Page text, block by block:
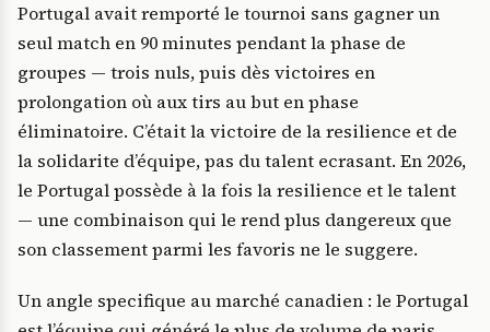
Portugal avait remporté le tournoi sans gagner un
seul match en 90 minutes pendant la phase de
groupes — trois nuls, puis dès victoires en
prolongation où aux tirs au but en phase
éliminatoire. C’était la victoire de la resilience et de
la solidarite d’équipe, pas du talent ecrasant. En 2026,
le Portugal possède à la fois la resilience et le talent
— une combinaison qui le rend plus dangereux que
son classement parmi les favoris ne le suggere.
Un angle specifique au marché canadien : le Portugal